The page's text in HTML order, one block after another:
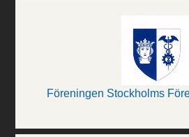
Föreningen Stockholms